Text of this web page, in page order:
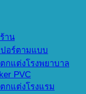
าน
ปอร์ตามแบบ
กแต่งโรงพยาบาล
PVC
กแต่งโรงแรม